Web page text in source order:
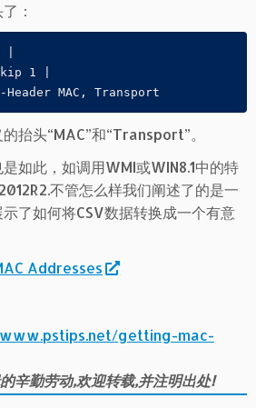
：
|
1 |
Header MAC, Transport
抬头“MAC”和“Transport”。
如此，如调用WMI或WIN8.1中的特
不管怎么样我们阐述了的是一
了如何将CSV数据转换成一个有意
Addresses
getting-mac-
辛勤劳动,欢迎转载,并注明出处!